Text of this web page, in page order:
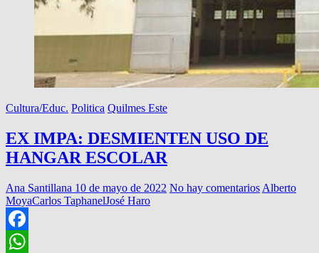
Cultura/Educ. Politica Quilmes Este
EX IMPA: DESMIENTEN USO DE
HANGAR ESCOLAR
Ana Santillana 10 de mayo de 2022 No hay comentarios Alberto
MoyaCarlos TaphanelJosé Haro
Facebook